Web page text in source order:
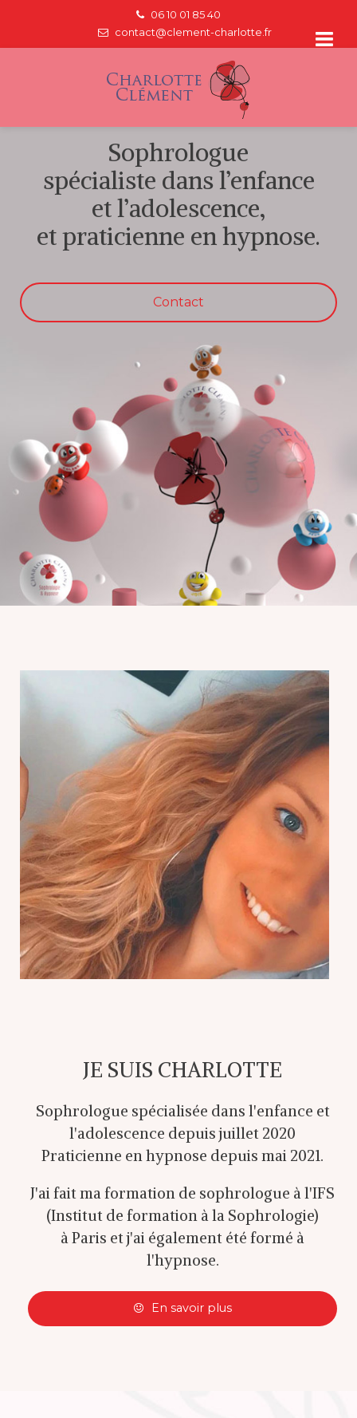
06 10 01 85 40
contact@clement-charlotte.fr
Sophrologue
spécialiste dans l’enfance
et l’adolescence,
et praticienne en hypnose.
Contact
En savoir plus
JE SUIS CHARLOTTE
Sophrologue spécialisée dans l'enfance et
l'adolescence depuis juillet 2020
Praticienne en hypnose depuis mai 2021.
J'ai fait ma formation de sophrologue à l'IFS
(Institut de formation à la Sophrologie)
à Paris et j'ai également été formé à
l'hypnose.
En savoir plus